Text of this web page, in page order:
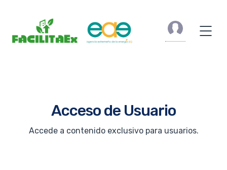
Acceso de Usuario
Accede a contenido exclusivo para usuarios.